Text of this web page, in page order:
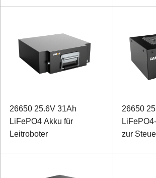
26650 25.6V 31Ah
LiFePO4 Akku für
Leitroboter
26650
zur